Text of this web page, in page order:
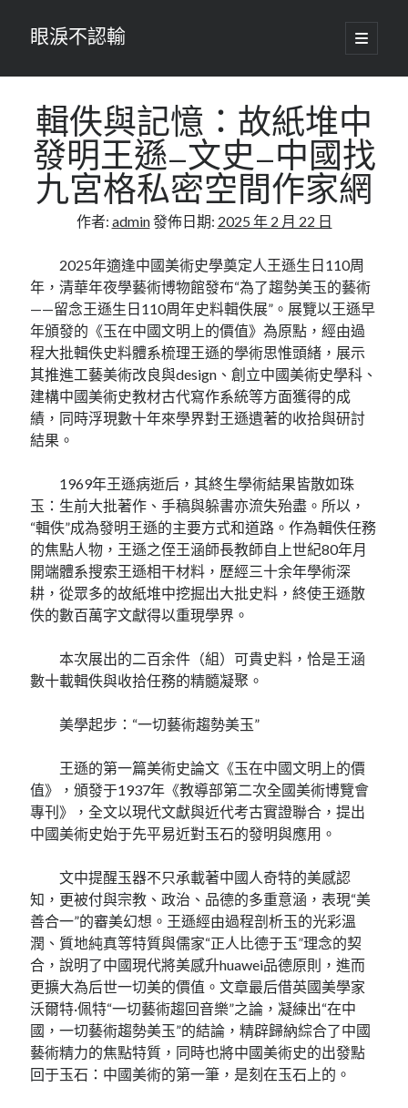
眼淚不認輸
開
啟
要
單
輯佚與記憶：故紙堆中
發明王遜–文史–中國找
九宮格私密空間作家網
作者: admin發佈日期: 2025 年 2 月 22 日
2025年適逢中國美術史學奠定人王遜生日110周
年，清華年夜學藝術博物館發布“為了趨勢美玉的藝術
——留念王遜生日110周年史料輯佚展”。展覽以王遜早
年頒發的《玉在中國文明上的價值》為原點，經由過
程大批輯佚史料體系梳理王遜的學術思惟頭緒，展示
其推進工藝美術改良與design、創立中國美術史學科、
建構中國美術史教材古代寫作系統等方面獲得的成
績，同時浮現數十年來學界對王遜遺著的收拾與研討
結果。
1969年王遜病逝后，其終生學術結果皆散如珠
玉：生前大批著作、手稿與躲書亦流失殆盡。所以，
“輯佚”成為發明王遜的主要方式和道路。作為輯佚任務
的焦點人物，王遜之侄王涵師長教師自上世紀80年月
開端體系搜索王遜相干材料，歷經三十余年學術深
耕，從眾多的故紙堆中挖掘出大批史料，終使王遜散
佚的數百萬字文獻得以重現學界。
本次展出的二百余件（組）可貴史料，恰是王涵
數十載輯佚與收拾任務的精髓凝聚。
美學起步：“一切藝術趨勢美玉”
王遜的第一篇美術史論文《玉在中國文明上的價
值》，頒發于1937年《教導部第二次全國美術博覽會
專刊》，全文以現代文獻與近代考古實證聯合，提出
中國美術史始于先平易近對玉石的發明與應用。
文中提醒玉器不只承載著中國人奇特的美感認
知，更被付與宗教、政治、品德的多重意涵，表現“美
善合一”的審美幻想。王遜經由過程剖析玉的光彩溫
潤、質地純真等特質與儒家“正人比德于玉”理念的契
合，說明了中國現代將美感升huawei品德原則，進而
更擴大為后世一切美的價值。文章最后借英國美學家
沃爾特·佩特“一切藝術趨回音樂”之論，凝練出“在中
國，一切藝術趨勢美玉”的結論，精辟歸納綜合了中國
藝術精力的焦點特質，同時也將中國美術史的出發點
回于玉石：中國美術的第一筆，是刻在玉石上的。